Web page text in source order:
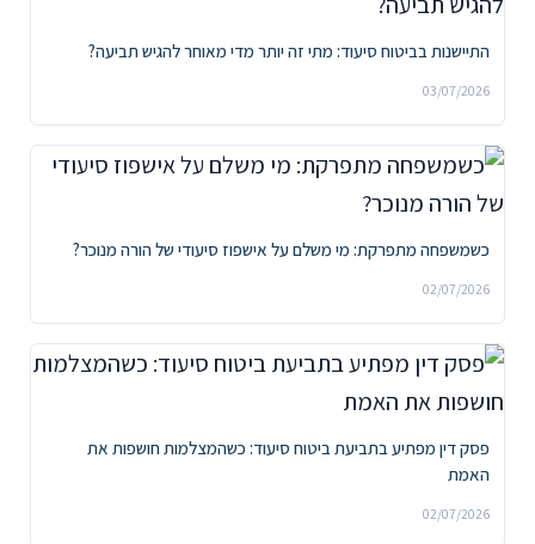
התיישנות בביטוח סיעוד: מתי זה יותר מדי מאוחר להגיש תביעה?
03/07/2026
כשמשפחה מתפרקת: מי משלם על אישפוז סיעודי של הורה מנוכר?
02/07/2026
פסק דין מפתיע בתביעת ביטוח סיעוד: כשהמצלמות חושפות את
האמת
02/07/2026